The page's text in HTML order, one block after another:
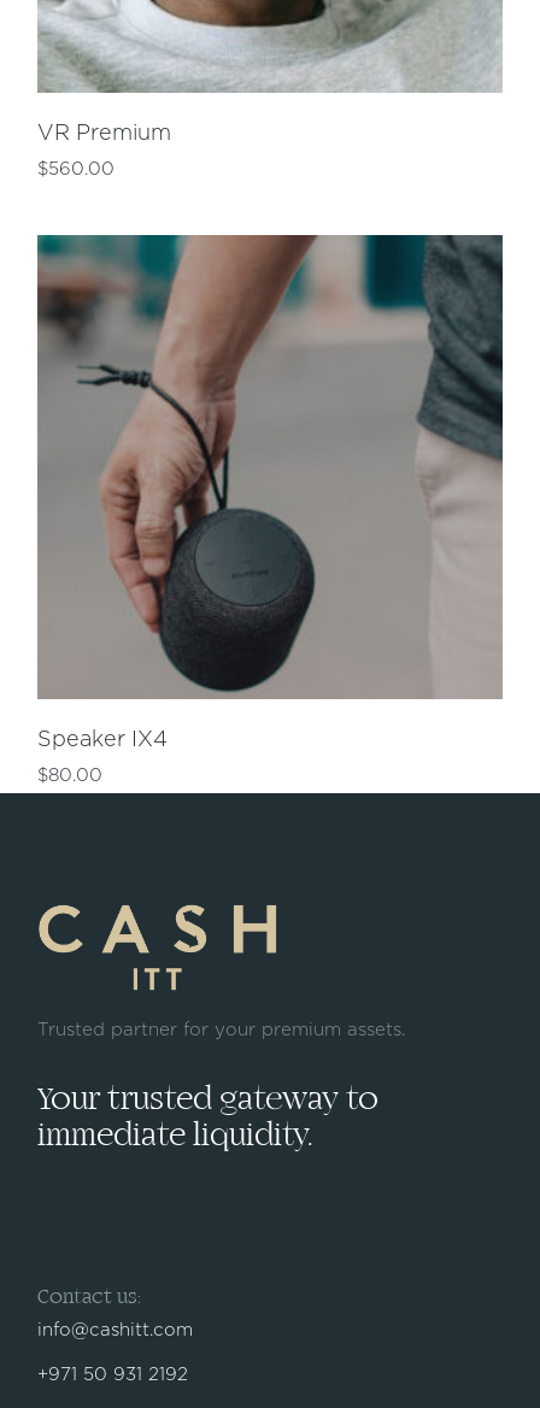
VR Premium
$560.00
Speaker IX4
$80.00
Trusted partner for your premium assets.
Your trusted gateway to
immediate liquidity.
Contact us:
info@cashitt.com
+971 50 931 2192